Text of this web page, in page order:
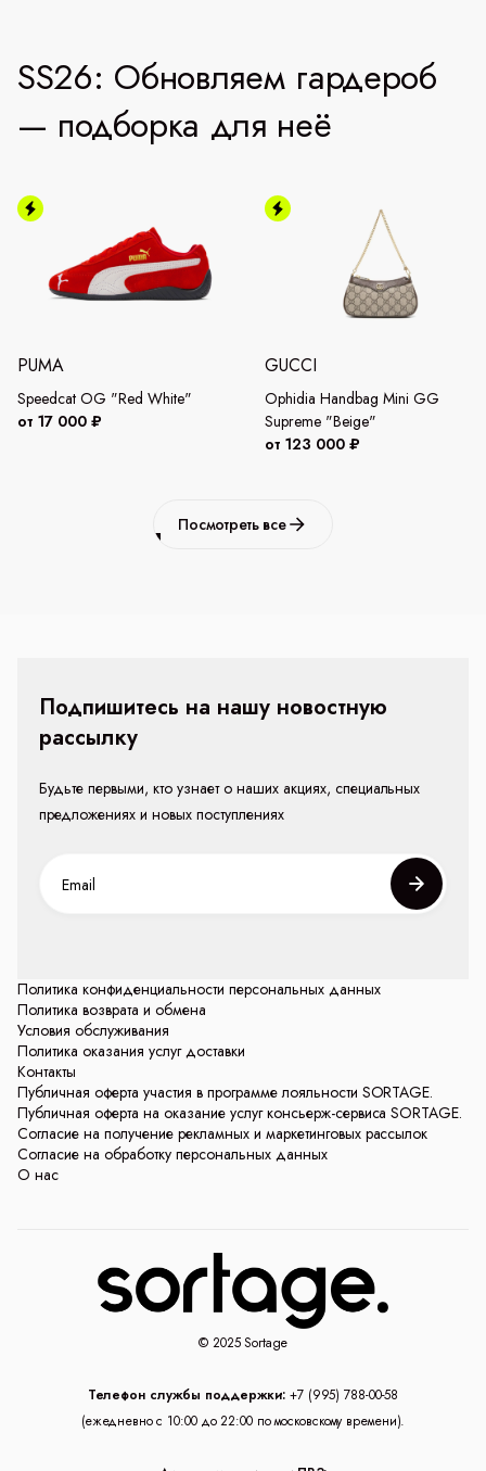
SS26: Обновляем гардероб
— подборка для неё
PUMA
Speedcat OG "Red White"
от 17 000 ₽
GUCCI
Ophidia Handbag Mini GG
Supreme "Beige"
от 123 000 ₽
Посмотреть все
Политика конфиденциальности персональных данных
Политика возврата и обмена
Условия обслуживания
Политика оказания услуг доставки
Контакты
Публичная оферта участия в программе лояльности SORTAGE.
Публичная оферта на оказание услуг консьерж-сервиса SORTAGE.
Согласие на получение рекламных и маркетинговых рассылок
Согласие на обработку персональных данных
О нас
Подпишитесь на нашу новостную
рассылку
Будьте первыми, кто узнает о наших акциях, специальных
предложениях и новых поступлениях
© 2025 Sortage
Телефон службы поддержки: +7 (995) 788-00-58
(ежедневно с 10:00 до 22:00 по московскому времени).